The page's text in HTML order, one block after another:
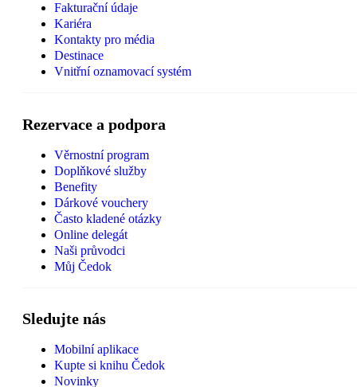
Fakturační údaje
Kariéra
Kontakty pro média
Destinace
Vnitřní oznamovací systém
Rezervace a podpora
Věrnostní program
Doplňkové služby
Benefity
Dárkové vouchery
Často kladené otázky
Online delegát
Naši průvodci
Můj Čedok
Sledujte nás
Mobilní aplikace
Kupte si knihu Čedok
Novinky